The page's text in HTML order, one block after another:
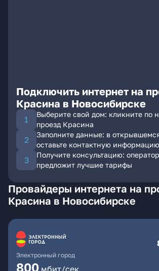
Подключить интернет на
Красина в Новосибирске
Выберите свой дом: кликните по
проезд Красина
Заполните данные: в
оставьте контактную информацию
Получите консультацию:
предложит лучшие тарифы
Провайдеры интернета на
Красина в Новосибирске
Электронный город
800 мбит/сек